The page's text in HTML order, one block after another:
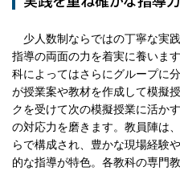
少人数制ならではの丁寧な実
指導の両面の力を着実に養いま
科によってはさらにグループに
が授業案や教材を作成して模擬
クを受けて次の模擬授業に活か
の対応力を磨きます。教員陣は
らで構成され、豊かな現場経験
的な指導が特色。各教科の専門